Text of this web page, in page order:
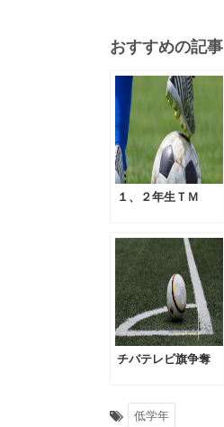
おすすめの記事
１、２年生ＴＭ
チバテレビ旗争奪
低学年